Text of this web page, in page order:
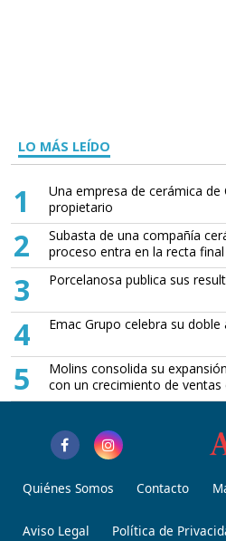
LO MÁS LEÍDO
1
Una empresa de cerámica de
propietario
2
Subasta de una compañía
proceso entra en la recta final
3 Porcelanosa publica sus
4 Emac Grupo celebra su
5
Molins consolida su
con un crecimiento de ventas
Quiénes Somos Contacto
Aviso Legal Política de